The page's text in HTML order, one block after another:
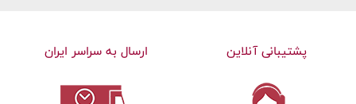
پشتیبانی آنلاین ارسال به سراسر ایران